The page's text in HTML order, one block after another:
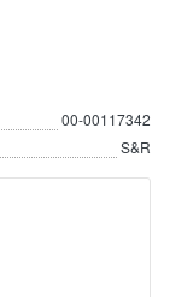
00-00117342
S&R